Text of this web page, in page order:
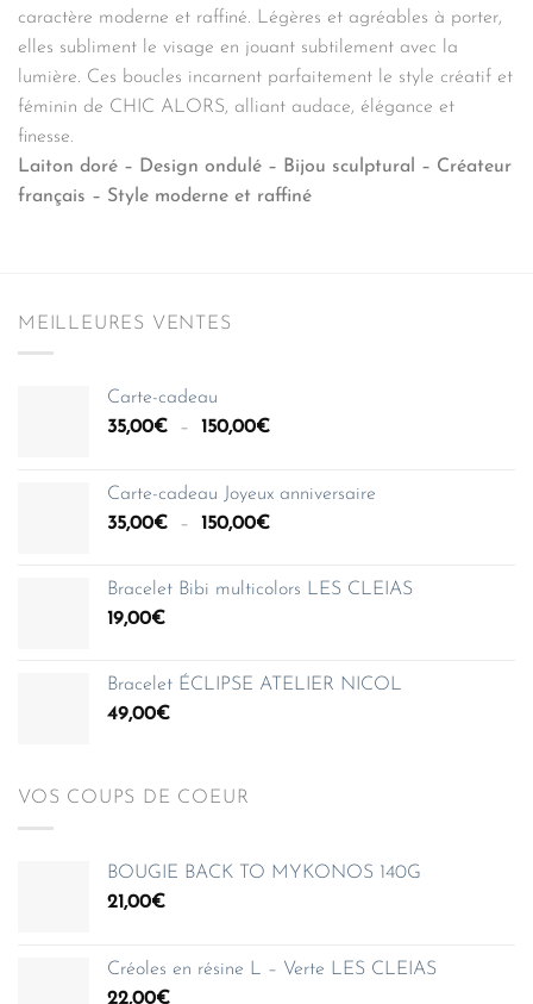
caractère moderne et raffiné. Légères et agréables à porter,
elles subliment le visage en jouant subtilement avec la
lumière. Ces boucles incarnent parfaitement le style créatif et
féminin de CHIC ALORS, alliant audace, élégance et
finesse.
Laiton doré – Design ondulé – Bijou sculptural – Créateur
français – Style moderne et raffiné
MEILLEURES VENTES
Carte-cadeau
35,00€ – 150,00€Plage
35,00€
à
Carte-cadeau Joyeux anniversaire
35,00€ – 150,00€Plage
35,00€
Bracelet Bibi multicolors LES CLEIAS
19,00€
Bracelet ÉCLIPSE ATELIER NICOL
49,00€
VOS COUPS DE COEUR
BOUGIE BACK TO MYKONOS 140G
21,00€
Créoles en résine L – Verte LES CLEIAS
22,00€